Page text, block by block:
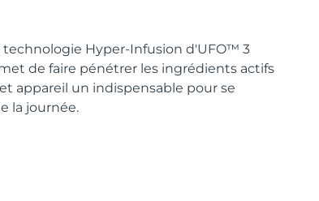
Hyper-Infusion d'UFO™ 3
de faire pénétrer les ingrédients actifs
appareil un indispensable pour se
la journée.